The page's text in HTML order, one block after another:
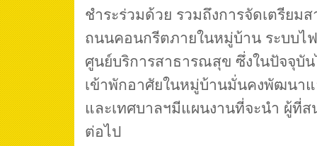
ชำระร่วมด้วย รวมถึงการจัดเตรีย
ถนนคอนกรีตภายในหมู่บ้าน ระบบไ
ศูนย์บริการสาธารณสุข ซึ่งในปัจจุบัน
เข้าพักอาศัยในหมู่บ้านมั่นคงพัฒนาแ
และเทศบาลฯมีแผนงานที่จะนำ ผู้ที่ส
ต่อไป